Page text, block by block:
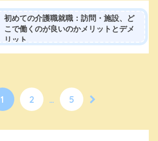
初めての介護職就職：訪問・施設、ど
こで働くのが良いのかメリットとデメ
リット
1 2 … 5